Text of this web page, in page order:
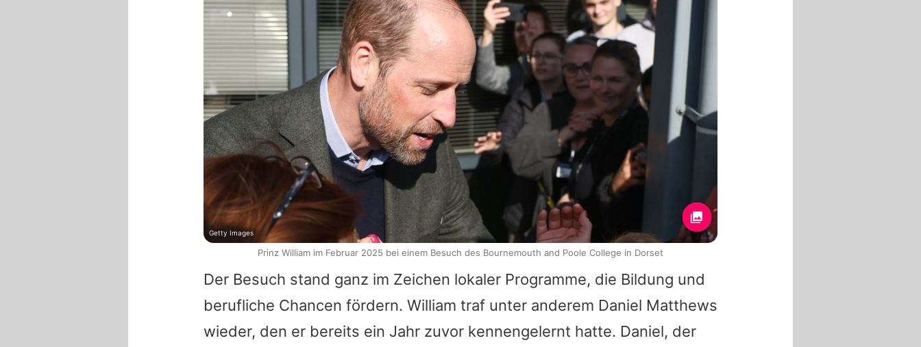
Der Besuch stand ganz im Zeichen lokaler Programme, die Bildung und
berufliche Chancen fördern. William traf unter anderem Daniel Matthews
wieder, den er bereits ein Jahr zuvor kennengelernt hatte. Daniel, der
Getty Images
Prinz William im Februar 2025 bei einem Besuch des Bournemouth and Poole College in Dorset